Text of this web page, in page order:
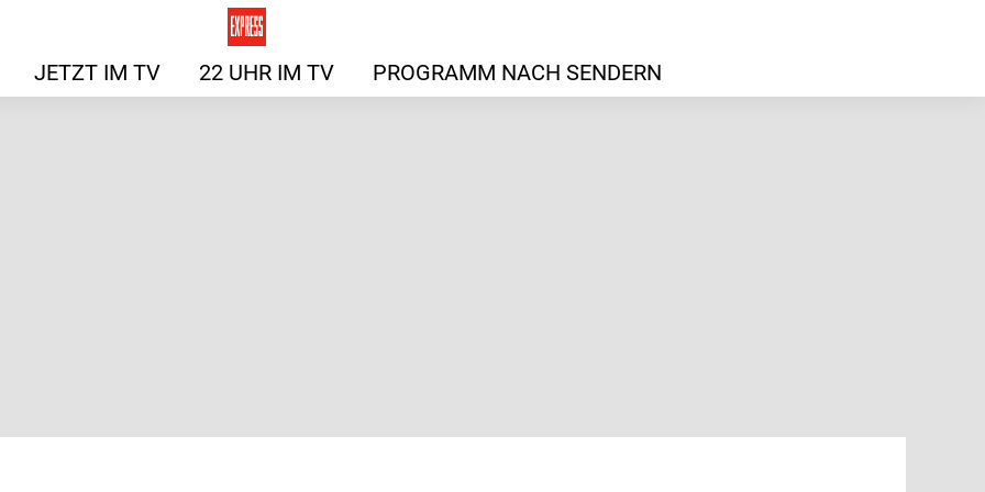
JETZT IM TV 22 UHR IM TV PROGRAMM NACH SENDERN